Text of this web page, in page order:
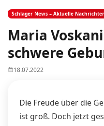
Schlager News – Aktuelle
Maria
schwere
18.07.2022
Die Freude über die
ist groß. Doch jetzt